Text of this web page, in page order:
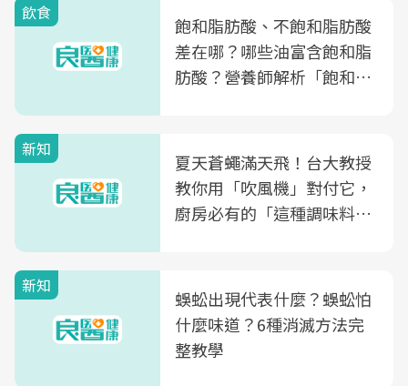
飲食
飽和脂肪酸、不飽和脂肪酸
差在哪？哪些油富含飽和脂
肪酸？營養師解析「飽和脂
新知
夏天蒼蠅滿天飛！台大教授
教你用「吹風機」對付它，
廚房必有的「這種調味料」
新知
蜈蚣出現代表什麼？蜈蚣怕
什麼味道？6種消滅方法完
整教學